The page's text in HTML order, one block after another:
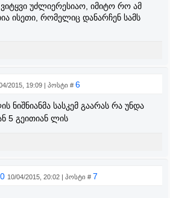
უძლიერესიაო, იმიტო რო ამ
ისეთი, რომელიც დანარჩენ სამს
2015, 19:09 | პოსტი # 6
ნიშნიანმა სასკემ გაარას რა უნდა
5 გეითიან ლის
10/04/2015, 20:02 | პოსტი # 7